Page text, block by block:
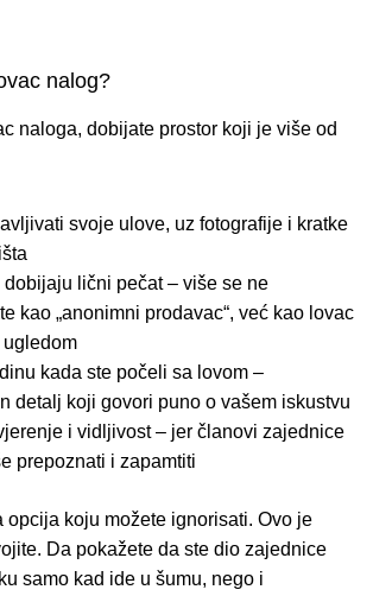
nalog?
naloga, dobijate prostor koji je više od
svoje ulove, uz fotografije i kratke
dobijaju lični pečat – više se ne
kao „anonimni prodavac“, već kao lovac
kada ste počeli sa lovom –
detalj koji govori puno o vašem iskustvu
i vidljivost– jer članovi zajednice
prepoznati i zapamtiti
opcija koju možete ignorisati. Ovo je
Da pokažete da ste dio zajednice
samo kad ide u šumu, nego i